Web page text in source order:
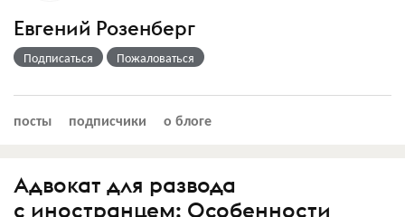
Евгений Розенберг
Подписаться Пожаловаться
посты подписчики о блоге
Адвокат для развода
с иностранцем: Особенности